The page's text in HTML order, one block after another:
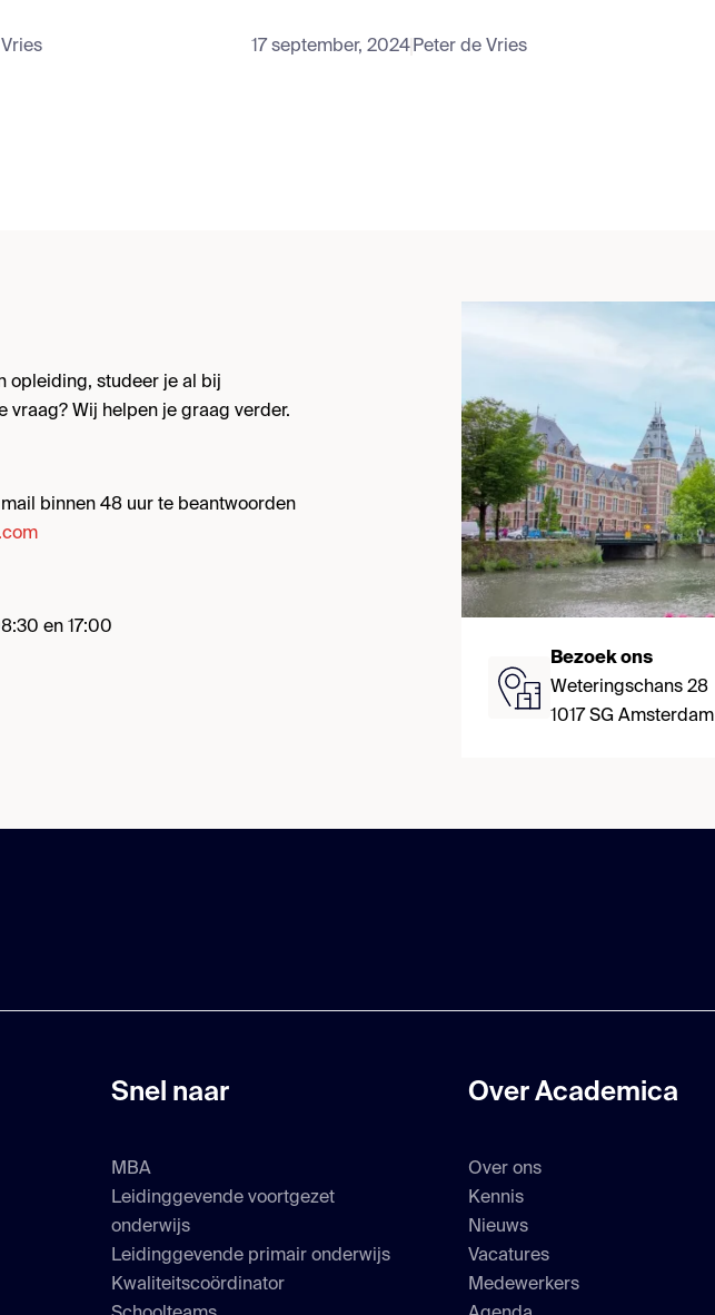
17 september, 2024 Peter de Vries
opleiding, studeer je al bij
vraag? Wij helpen je graag verder.
binnen 48 uur te beantwoorden
en 17:00
Bezoek ons
Weteringschans 28
1017 SG Amsterdam
Snel naar
MBA
Leidinggevende voortgezet
onderwijs
Leidinggevende primair onderwijs
Kwaliteitscoördinator
Over Academica
Over ons
Kennis
Nieuws
Vacatures
Medewerkers